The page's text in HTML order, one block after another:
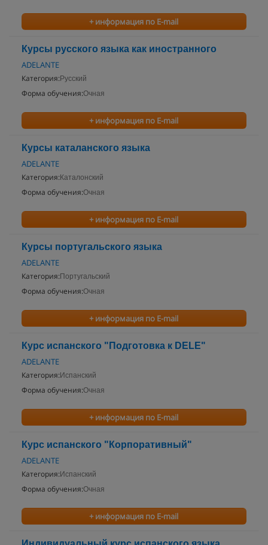
+ информация по E-mail
Курсы русского языка как иностранного
ADELANTE
Категория: Русский
Форма обучения:Очная
+ информация по E-mail
Курсы каталанского языка
ADELANTE
Категория: Каталонский
Форма обучения:Очная
+ информация по E-mail
Курсы португальского языка
ADELANTE
Категория: Португальский
Форма обучения:Очная
+ информация по E-mail
Курс испанского "Подготовка к DELE"
ADELANTE
Категория: Испанский
Форма обучения:Очная
+ информация по E-mail
Курс испанского "Корпоративный"
ADELANTE
Категория: Испанский
Форма обучения:Очная
+ информация по E-mail